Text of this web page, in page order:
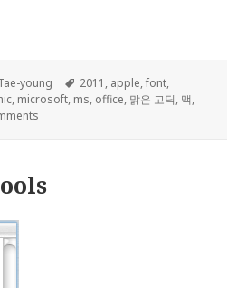
2011 for mac 한글 서체 호환
young Tags
2011 , apple,font,
, microsoft, ms, office, 맑은 고딕, 맥,